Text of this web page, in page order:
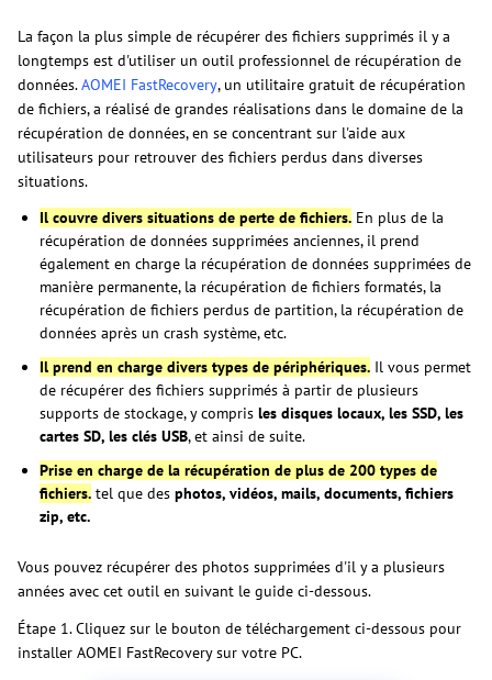
La façon la plus simple de récupérer des fichiers supprimés il y a
longtemps est d'utiliser un outil professionnel de récupération de
données.AOMEI FastRecovery, un utilitaire gratuit de récupération
de fichiers, a réalisé de grandes réalisations dans le domaine de la
récupération de données, en se concentrant sur l'aide aux
utilisateurs pour retrouver des fichiers perdus dans diverses
situations.
Il couvre divers situations de perte de fichiers. En plus de la
récupération de données supprimées anciennes, il prend
également en charge la récupération de données supprimées de
manière permanente, la récupération de fichiers formatés, la
récupération de fichiers perdus de partition, la récupération de
données après un crash système, etc.
Il prend en charge divers types de périphériques. Il vous permet
de récupérer des fichiers supprimés à partir de plusieurs
supports de stockage, y compris les disques locaux, les SSD, les
cartes SD, les clés USB, et ainsi de suite.
Prise en charge de la récupération de plus de 200 types de
fichiers. tel que des photos, vidéos, mails, documents, fichiers
zip, etc.
​​Vous pouvez récupérer des photos supprimées d'il y a plusieurs
années avec cet outil en suivant le guide ci-dessous.
Étape 1. Cliquez sur le bouton de téléchargement ci-dessous pour
installer AOMEI FastRecovery sur votre PC.